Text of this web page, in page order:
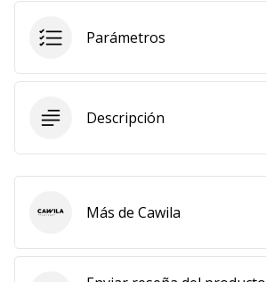
Parámetros
Descripción
CawilaMás de Cawila